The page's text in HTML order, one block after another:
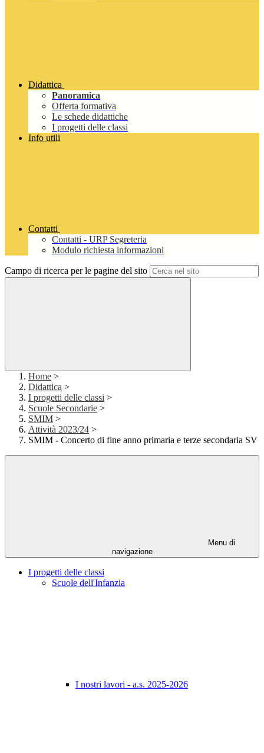
Didattica
Panoramica
Offerta formativa
Le schede didattiche
I progetti delle classi
Info utili
Contatti
Contatti - URP Segreteria
Modulo richiesta informazioni
Campo di ricerca per le pagine del sito
Home >
Didattica >
I progetti delle classi >
Scuole Secondarie >
SMIM >
Attività 2023/24 >
SMIM - Concerto di fine anno primaria e terze secondaria SV
Menu di
navigazione
I progetti delle classi
Scuole dell'Infanzia
I nostri lavori - a.s. 2025-2026